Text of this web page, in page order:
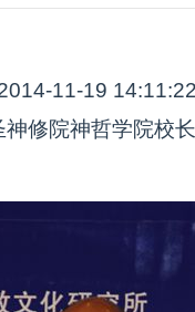
11-19 14:11:22
修院神哲学院校